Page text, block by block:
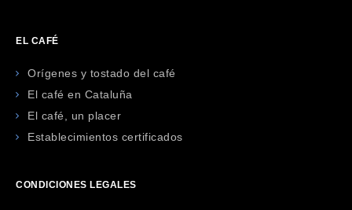
EL CAFÉ
Orígenes y tostado del café
El café en Cataluña
El café, un placer
Establecimientos certificados
CONDICIONES LEGALES